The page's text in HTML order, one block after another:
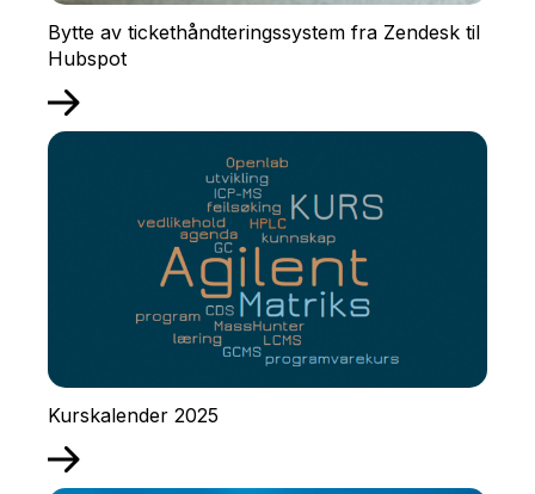
Bytte av tickethåndteringssystem fra Zendesk til
Hubspot
Kurskalender 2025